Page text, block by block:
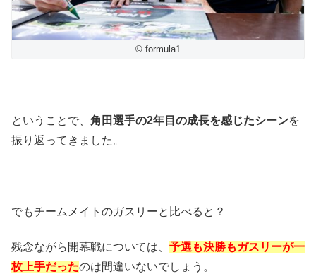
© formula1
ということで、 角田選手の2年目の成長を感じたシーンを
振り返ってきました。
でもチームメイトのガスリーと比べると？
残念ながら開幕戦については、 予選も決勝もガスリーが一
枚上手だったのは間違いないでしょう。